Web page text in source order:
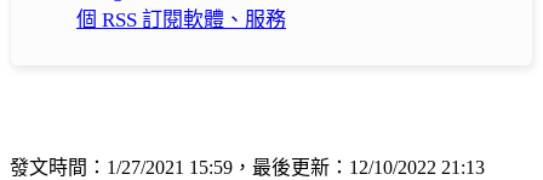
個 RSS 訂閱軟體、服務
發文時間：1/27/2021 15:59，最後更新：12/10/2022 21:13